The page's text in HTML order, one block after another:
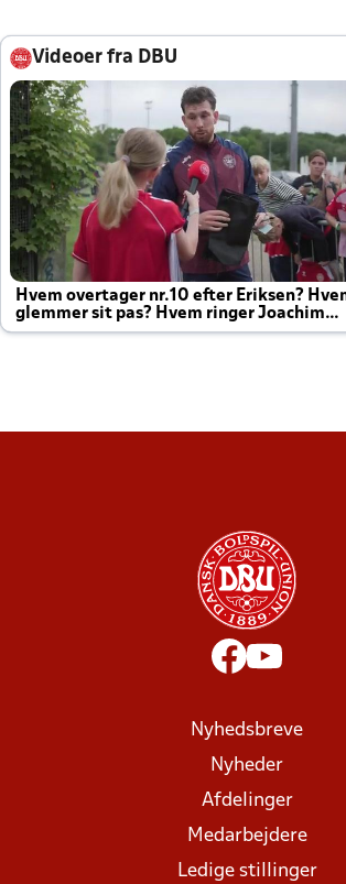
Videoer fra DBU
Hvem overtager nr.10 efter Eriksen?
glemmer sit pas? Hvem ringer Joachim
altid til efter kampe?
Nyhedsbreve
Nyheder
Afdelinger
Medarbejdere
Ledige stillinger